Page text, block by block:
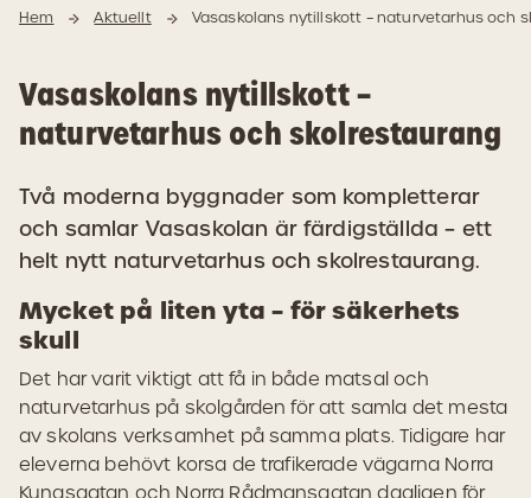
Hem Aktuellt Vasaskolans nytillskott – naturvetarhus och
Vasaskolans nytillskott –
naturvetarhus och skolrestaurang
Två moderna byggnader som kompletterar
och samlar Vasaskolan är färdigställda – ett
helt nytt naturvetarhus och skolrestaurang.
Mycket på liten yta – för säkerhets
skull
Det har varit viktigt att få in både matsal och
naturvetarhus på skolgården för att samla det mesta
av skolans verksamhet på samma plats. Tidigare har
eleverna behövt korsa de trafikerade vägarna Norra
Kungsgatan och Norra Rådmansgatan dagligen för